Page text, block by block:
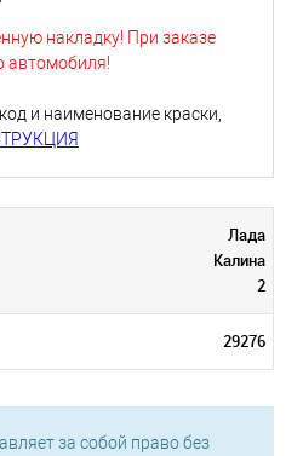
накладку! При заказе
автомобиля!
и наименование краски,
Лада
Калина
2
29276
за собой право без